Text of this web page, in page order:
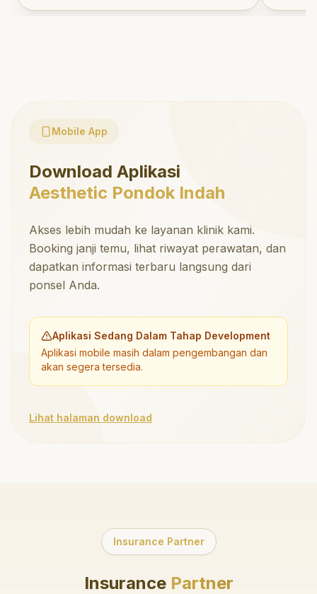
Mobile App
Download Aplikasi
Aesthetic Pondok Indah
Akses lebih mudah ke layanan klinik kami.
Booking janji temu, lihat riwayat perawatan, dan
dapatkan informasi terbaru langsung dari
ponsel Anda.
Aplikasi Sedang Dalam Tahap Development
Aplikasi mobile masih dalam pengembangan dan
akan segera tersedia.
Lihat halaman download
Insurance Partner
InsurancePartner